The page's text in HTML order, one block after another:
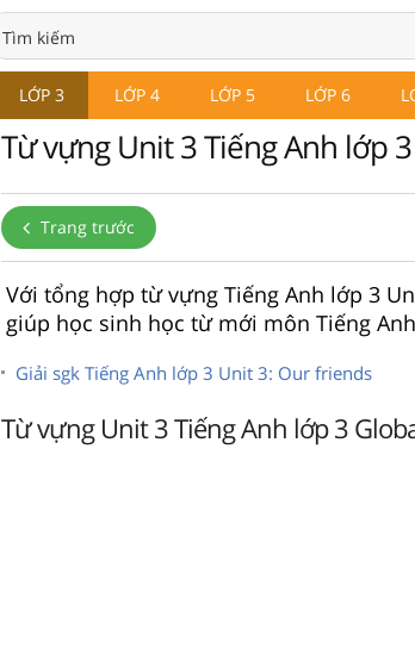
LỚP 3 LỚP 4 LỚP 5 LỚP 6
Từ vựng Unit 3 Tiếng Anh lớp
Trang trước
Với tổng hợp từ vựng Tiếng Anh lớp 3
giúp học sinh học từ mới môn Tiếng
Giải sgk Tiếng Anh lớp 3 Unit 3: Our friends
Từ vựng Unit 3 Tiếng Anh lớp 3